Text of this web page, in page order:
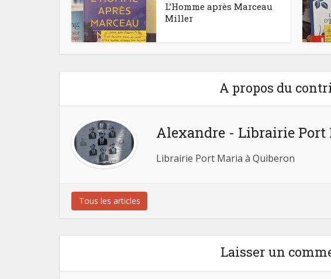
L’Homme après Marceau
Miller
A propos du
Alexandre - Librairie Port
Librairie Port Maria à Quiberon
Tous les articles
Laisser un